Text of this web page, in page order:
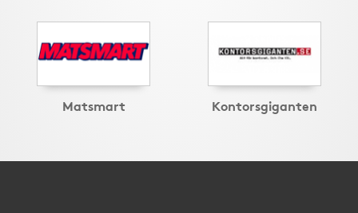
Matsmart Kontorsgiganten